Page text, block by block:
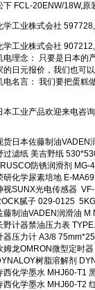
下 FCL-20ENW/18W,
学工业株式会社
学工业株式会社
电理念： 只要是日本的
的日元报价，我们也可
电名言： 我们要把蛋糕
本工业产品欢迎来电咨
货日本佐藤制油VADEN
过滤纸 美吉野纸
防锈润滑剂 MG-
研化学尿素培地 E-
视SUNX光电传感器
腻子 029-0125
藤制油VADEN润滑油 M
野计器禁油压力表
器压力计 A3/8
姆龙OMRON微型定时
树脂溶解剂
西化学墨水 MHJ60-T1
西化学墨水 MHJ60-T2